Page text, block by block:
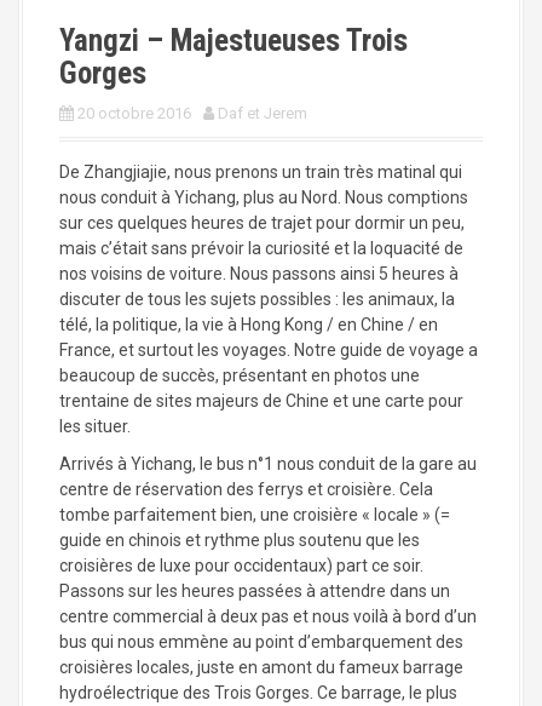
Yangzi – Majestueuses Trois
Gorges
20 octobre 2016 Daf et Jerem
De Zhangjiajie, nous prenons un train très matinal qui
nous conduit à Yichang, plus au Nord. Nous comptions
sur ces quelques heures de trajet pour dormir un peu,
mais c’était sans prévoir la curiosité et la loquacité de
nos voisins de voiture. Nous passons ainsi 5 heures à
discuter de tous les sujets possibles : les animaux, la
télé, la politique, la vie à Hong Kong / en Chine / en
France, et surtout les voyages. Notre guide de voyage a
beaucoup de succès, présentant en photos une
trentaine de sites majeurs de Chine et une carte pour
les situer.
Arrivés à Yichang, le bus n°1 nous conduit de la gare au
centre de réservation des ferrys et croisière. Cela
tombe parfaitement bien, une croisière « locale » (=
guide en chinois et rythme plus soutenu que les
croisières de luxe pour occidentaux) part ce soir.
Passons sur les heures passées à attendre dans un
centre commercial à deux pas et nous voilà à bord d’un
bus qui nous emmène au point d’embarquement des
croisières locales, juste en amont du fameux barrage
hydroélectrique des Trois Gorges. Ce barrage, le plus